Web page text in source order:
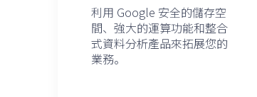
利用 Google 安全的儲存空
間、強大的運算功能和整合
式資料分析產品來拓展您的
業務。